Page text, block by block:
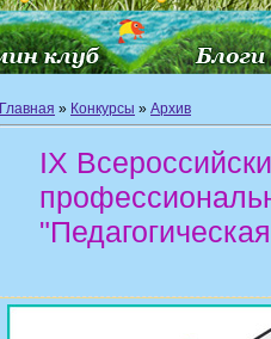
Главная » Конкурсы » Архив
IX